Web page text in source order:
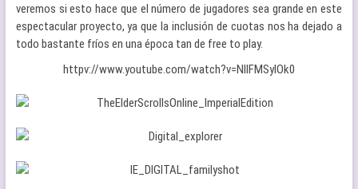
veremos si esto hace que el número de jugadores sea grande en este
espectacular proyecto, ya que la inclusión de cuotas nos ha dejado a
todo bastante fríos en una época tan de free to play.
httpv://www.youtube.com/watch?v=NIlFMSyIOk0